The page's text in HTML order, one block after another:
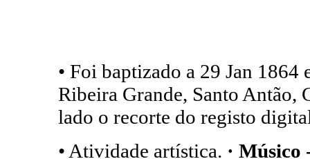
• Foi baptizado a 29 Jan
Ribeira Grande, Santo Antão,
lado o recorte do registo
• Atividade artística. · Músico